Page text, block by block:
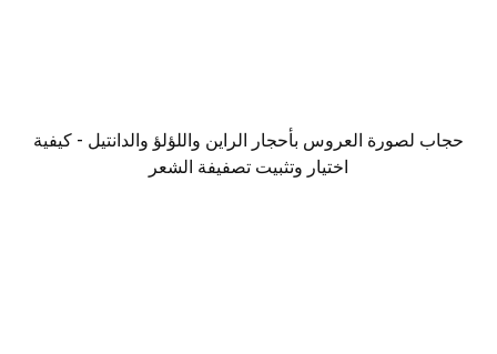
حجاب لصورة العروس بأحجار الراين واللؤلؤ والدانتيل - كيفية
اختيار وتثبيت تصفيفة الشعر